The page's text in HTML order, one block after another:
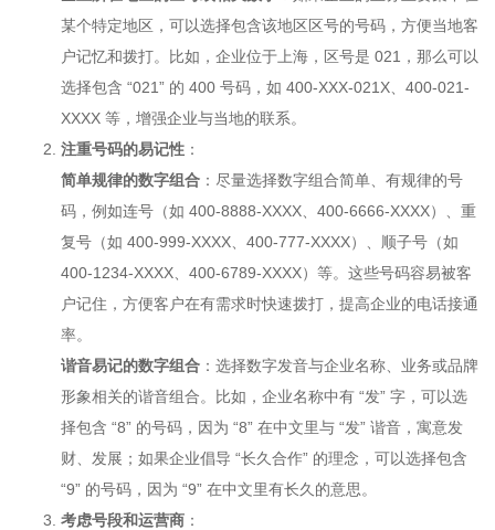
某个特定地区，可以选择包含该地区区号的号码，方便当地客
户记忆和拨打。比如，企业位于上海，区号是 021，那么可以
选择包含 “021” 的 400 号码，如 400-XXX-021X、400-021-
XXXX 等，增强企业与当地的联系。
注重号码的易记性 ：
简单规律的数字组合 ：尽量选择数字组合简单、有规律的号
码，例如连号（如 400-8888-XXXX、400-6666-XXXX）、重
复号（如 400-999-XXXX、400-777-XXXX）、顺子号（如
400-1234-XXXX、400-6789-XXXX）等。这些号码容易被客
户记住，方便客户在有需求时快速拨打，提高企业的电话接通
率。
谐音易记的数字组合 ：选择数字发音与企业名称、业务或品牌
形象相关的谐音组合。比如，企业名称中有 “发” 字，可以选
择包含 “8” 的号码，因为 “8” 在中文里与 “发” 谐音，寓意发
财、发展；如果企业倡导 “长久合作” 的理念，可以选择包含
“9” 的号码，因为 “9” 在中文里有长久的意思。
考虑号段和运营商 ：